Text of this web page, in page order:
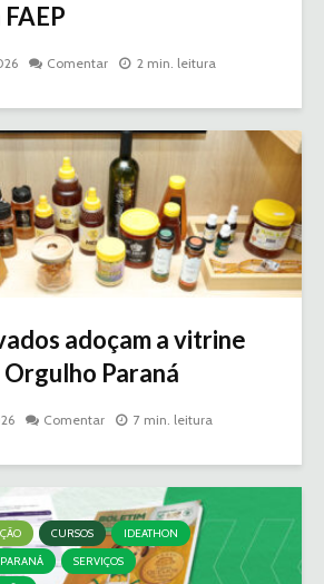
Comentar 2 min. leitura
adoçam a vitrine
Paraná
Comentar 7 min. leitura
CURSOS
IDEATHON
SERVIÇOS